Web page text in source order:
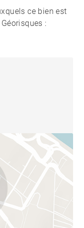
ce bien est
: